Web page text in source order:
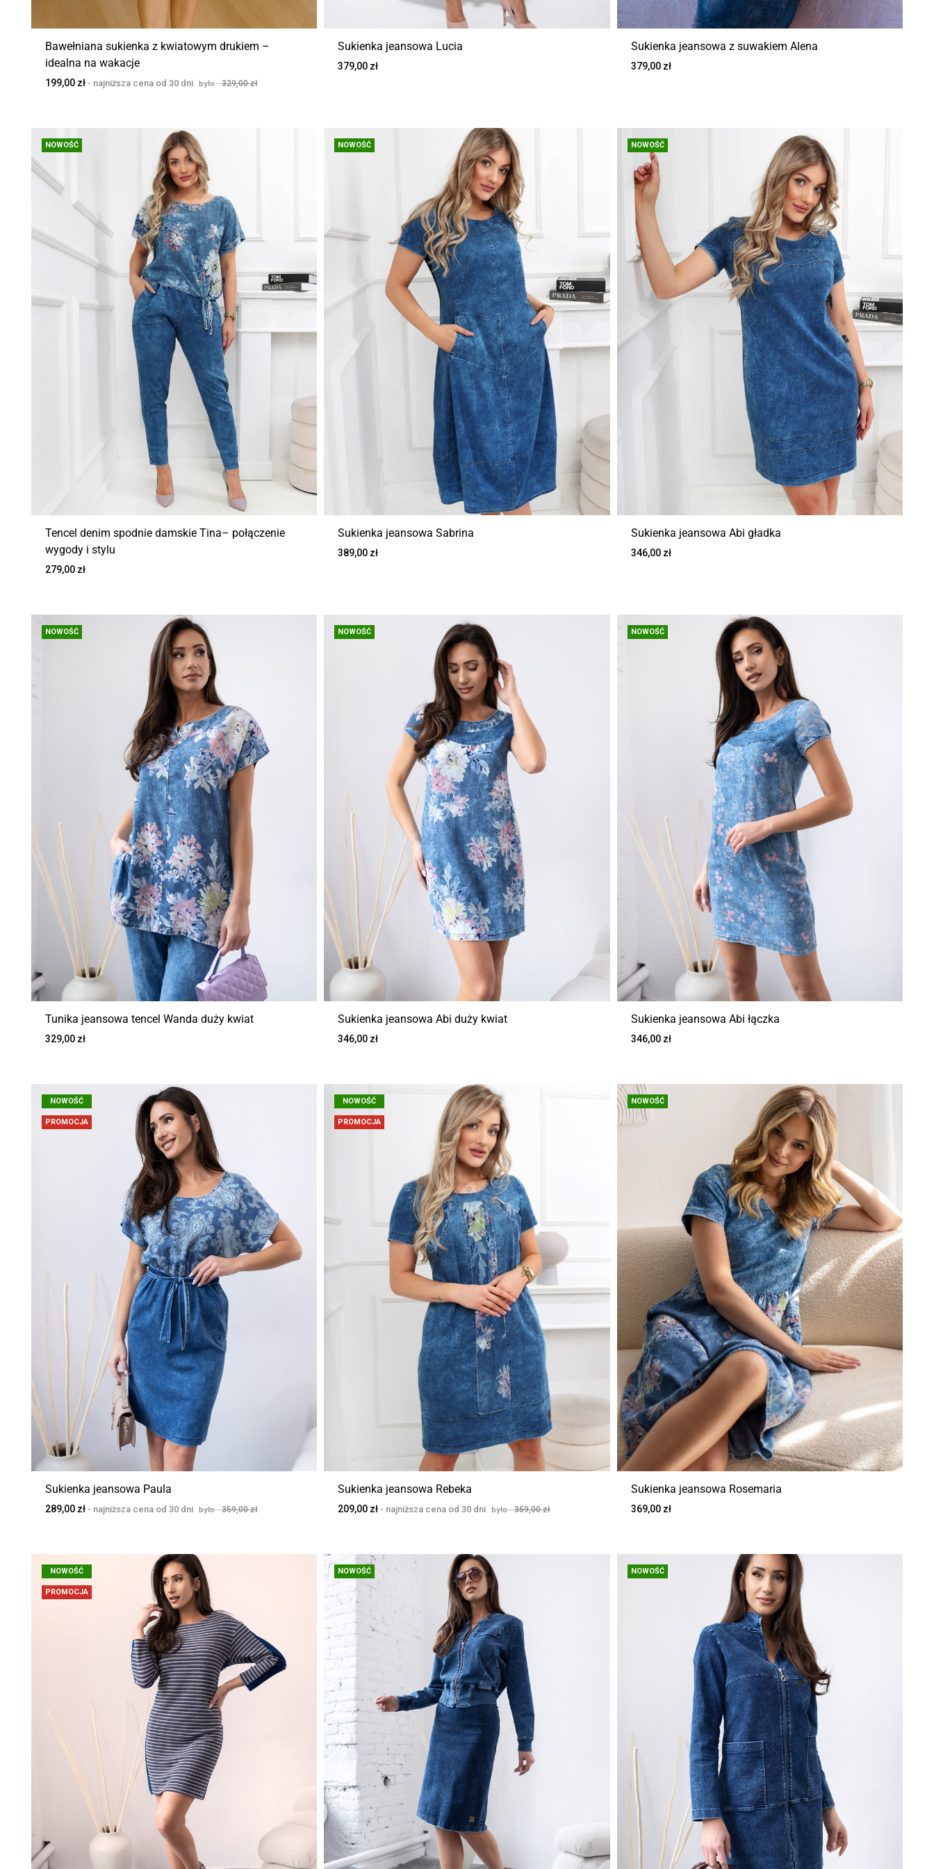
Bawełniana sukienka z kwiatowym drukiem –
idealna na wakacje
199,00 zł 329,00zł
Sukienka jeansowa Lucia
379,00 zł
Sukienka jeansowa z suwakiem Alena
379,00 zł
NOWOŚĆ
Tencel denim spodnie damskie Tina– połączenie
wygody i stylu
279,00 zł
NOWOŚĆ
Sukienka jeansowa Sabrina
389,00 zł
NOWOŚĆ
Sukienka jeansowa Abi gładka
346,00 zł
NOWOŚĆ
Tunika jeansowa tencel Wanda duży kwiat
329,00 zł
NOWOŚĆ
Sukienka jeansowa Abi duży kwiat
346,00 zł
NOWOŚĆ
Sukienka jeansowa Abi łączka
346,00 zł
NOWOŚĆ
PROMOCJA
Sukienka jeansowa Paula
289,00 zł 359,00zł
NOWOŚĆ
PROMOCJA
Sukienka jeansowa Rebeka
209,00 zł 359,00zł
NOWOŚĆ
Sukienka jeansowa Rosemaria
369,00 zł
NOWOŚĆ
PROMOCJA
NOWOŚĆ NOWOŚĆ